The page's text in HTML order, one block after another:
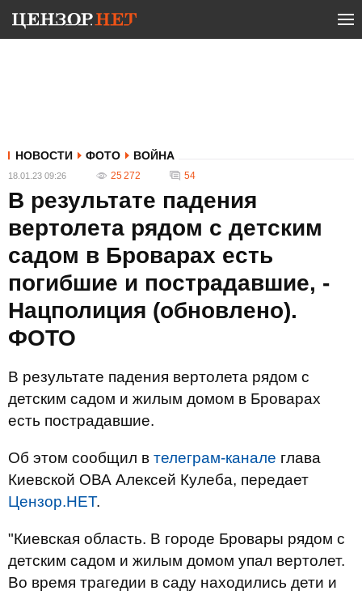
НОВОСТИ ФОТО ВОЙНА
18.01.23 09:26 25 272 54
В результате падения
вертолета рядом с детским
садом в Броварах есть
погибшие и пострадавшие, -
Нацполиция (обновлено).
ФОТО
В результате падения вертолета рядом с
детским садом и жилым домом в Броварах
есть пострадавшие.
Об этом сообщил в телеграм-канале глава
Киевской ОВА Алексей Кулеба, передает
Цензор.НЕТ.
"Киевская область. В городе Бровары рядом с
детским садом и жилым домом упал вертолет.
Во время трагедии в саду находились дети и